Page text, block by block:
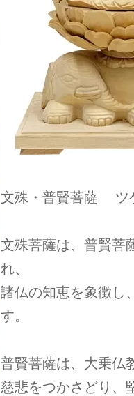
文殊・普賢菩薩 ツ
文殊菩薩は、普賢菩
れ、
諸仏の知恵を象徴し
す。
普賢菩薩は、大乗仏
慈悲をつかさどり、